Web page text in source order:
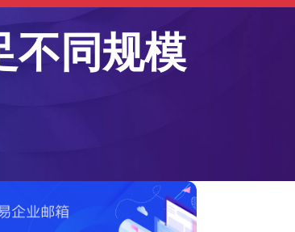
不同规模